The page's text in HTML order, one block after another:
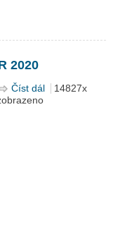
2020
Číst dál
Vzorník barev
14827x